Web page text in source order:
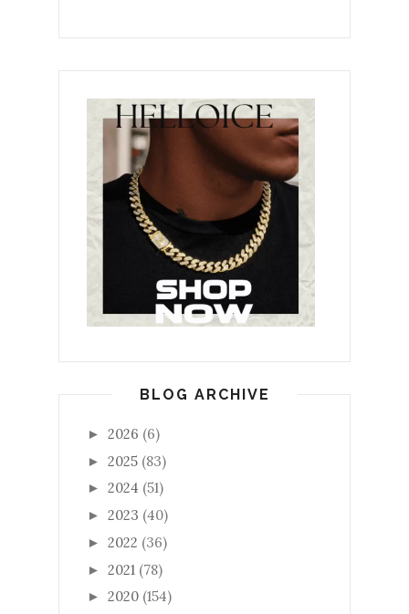
BLOG ARCHIVE
► 2026 (6)
► 2025 (83)
► 2024 (51)
► 2023 (40)
► 2022 (36)
► 2021 (78)
► 2020 (154)